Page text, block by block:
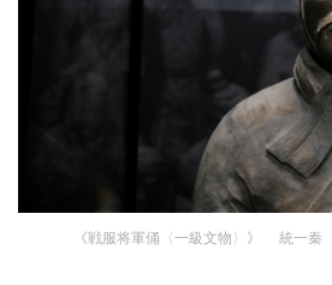
《戦服将軍俑〈一級文物〉》 統一